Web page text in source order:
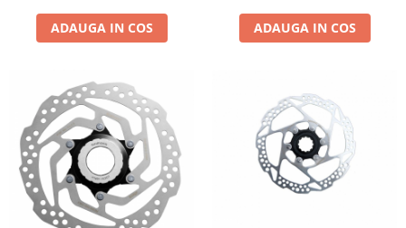
ADAUGA IN COS ADAUGA IN COS